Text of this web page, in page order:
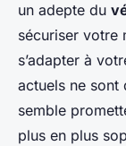
un adepte du
sécuriser votre
s’adapter à
actuels ne sont
semble
plus en plus